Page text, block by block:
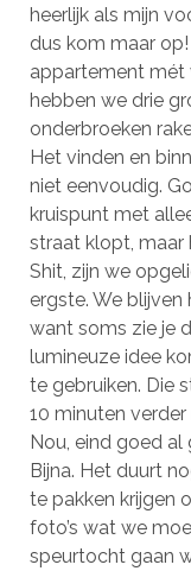
heerlijk als mijn
dus kom maar
appartement mét
hebben we drie
onderbroeken
Het vinden en
niet eenvoudig.
kruispunt met
straat klopt, maar
Shit, zijn we
ergste. We blijven
want soms zie je
lumineuze idee
te gebruiken. Die
10 minuten verder
Nou, eind goed al
Bijna. Het duurt
te pakken krijgen
foto’s wat we
speurtocht gaan